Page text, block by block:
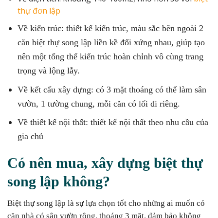
thự đơn lập
Về kiến trúc: thiết kế kiến trúc, màu sắc bên ngoài 2
căn biệt thự song lập liền kề đối xứng nhau, giúp tạo
nên một tổng thể kiến trúc hoàn chỉnh vô cùng trang
trọng và lộng lẫy.
Về kết cấu xây dựng: có 3 mặt thoáng có thể làm sân
vườn, 1 tường chung, mỗi căn có lối đi riêng.
Về thiết kế nội thất: thiết kế nội thất theo nhu cầu của
gia chủ
Có nên mua, xây dựng biệt thự
song lập không?
Biệt thự song lập là sự lựa chọn tốt cho những ai muốn có
căn nhà có sân vườn rộng, thoáng 3 mặt, đảm bảo không